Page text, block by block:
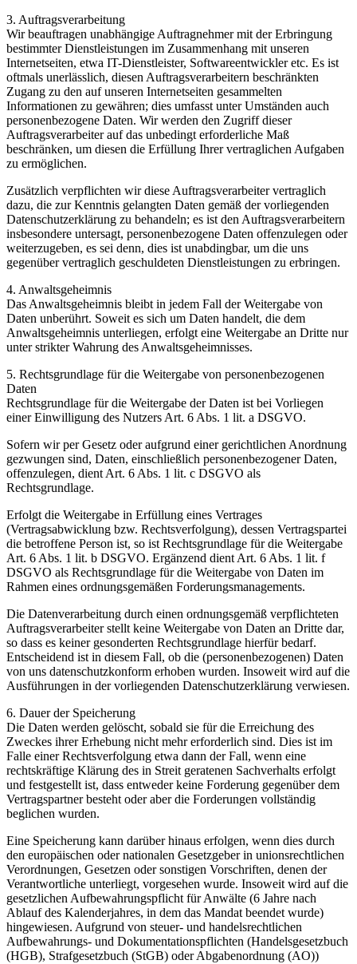
3. Auftragsverarbeitung
Wir beauftragen unabhängige Auftragnehmer mit der Erbringung
bestimmter Dienstleistungen im Zusammenhang mit unseren
Internetseiten, etwa IT-Dienstleister, Softwareentwickler etc. Es ist
oftmals unerlässlich, diesen Auftragsverarbeitern beschränkten
Zugang zu den auf unseren Internetseiten gesammelten
Informationen zu gewähren; dies umfasst unter Umständen auch
personenbezogene Daten. Wir werden den Zugriff dieser
Auftragsverarbeiter auf das unbedingt erforderliche Maß
beschränken, um diesen die Erfüllung Ihrer vertraglichen Aufgaben
zu ermöglichen.
Zusätzlich verpflichten wir diese Auftragsverarbeiter vertraglich
dazu, die zur Kenntnis gelangten Daten gemäß der vorliegenden
Datenschutzerklärung zu behandeln; es ist den Auftragsverarbeitern
insbesondere untersagt, personenbezogene Daten offenzulegen oder
weiterzugeben, es sei denn, dies ist unabdingbar, um die uns
gegenüber vertraglich geschuldeten Dienstleistungen zu erbringen.
4. Anwaltsgeheimnis
Das Anwaltsgeheimnis bleibt in jedem Fall der Weitergabe von
Daten unberührt. Soweit es sich um Daten handelt, die dem
Anwaltsgeheimnis unterliegen, erfolgt eine Weitergabe an Dritte nur
unter strikter Wahrung des Anwaltsgeheimnisses.
5. Rechtsgrundlage für die Weitergabe von personenbezogenen
Daten
Rechtsgrundlage für die Weitergabe der Daten ist bei Vorliegen
einer Einwilligung des Nutzers Art. 6 Abs. 1 lit. a DSGVO.
Sofern wir per Gesetz oder aufgrund einer gerichtlichen Anordnung
gezwungen sind, Daten, einschließlich personenbezogener Daten,
offenzulegen, dient Art. 6 Abs. 1 lit. c DSGVO als
Rechtsgrundlage.
Erfolgt die Weitergabe in Erfüllung eines Vertrages
(Vertragsabwicklung bzw. Rechtsverfolgung), dessen Vertragspartei
die betroffene Person ist, so ist Rechtsgrundlage für die Weitergabe
Art. 6 Abs. 1 lit. b DSGVO. Ergänzend dient Art. 6 Abs. 1 lit. f
DSGVO als Rechtsgrundlage für die Weitergabe von Daten im
Rahmen eines ordnungsgemäßen Forderungsmanagements.
Die Datenverarbeitung durch einen ordnungsgemäß verpflichteten
Auftragsverarbeiter stellt keine Weitergabe von Daten an Dritte dar,
so dass es keiner gesonderten Rechtsgrundlage hierfür bedarf.
Entscheidend ist in diesem Fall, ob die (personenbezogenen) Daten
von uns datenschutzkonform erhoben wurden. Insoweit wird auf die
Ausführungen in der vorliegenden Datenschutzerklärung verwiesen.
6. Dauer der Speicherung
Die Daten werden gelöscht, sobald sie für die Erreichung des
Zweckes ihrer Erhebung nicht mehr erforderlich sind. Dies ist im
Falle einer Rechtsverfolgung etwa dann der Fall, wenn eine
rechtskräftige Klärung des in Streit geratenen Sachverhalts erfolgt
und festgestellt ist, dass entweder keine Forderung gegenüber dem
Vertragspartner besteht oder aber die Forderungen vollständig
beglichen wurden.
Eine Speicherung kann darüber hinaus erfolgen, wenn dies durch
den europäischen oder nationalen Gesetzgeber in unionsrechtlichen
Verordnungen, Gesetzen oder sonstigen Vorschriften, denen der
Verantwortliche unterliegt, vorgesehen wurde. Insoweit wird auf die
gesetzlichen Aufbewahrungspflicht für Anwälte (6 Jahre nach
Ablauf des Kalenderjahres, in dem das Mandat beendet wurde)
hingewiesen. Aufgrund von steuer- und handelsrechtlichen
Aufbewahrungs- und Dokumentationspflichten (Handelsgesetzbuch
(HGB), Strafgesetzbuch (StGB) oder Abgabenordnung (AO))